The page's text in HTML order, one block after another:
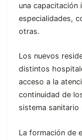
una capacitación
especialidades,
otras.
Los nuevos
distintos
acceso a la
continuidad de
sistema sanitario
La formación de